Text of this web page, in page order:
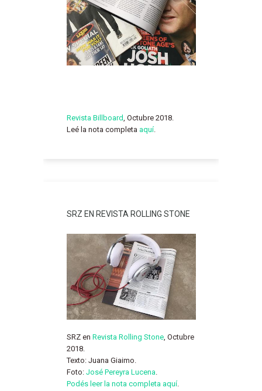
Revista Billboard , Octubre 2018.
Leé la nota completa aquí.
SRZ EN REVISTA ROLLING STONE
SRZ en Revista Rolling Stone, Octubre
2018.
Texto: Juana Giaimo.
Foto: José Pereyra Lucena.
Podés leer la nota completa aquí.